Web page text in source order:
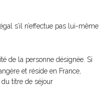
s’il n’effectue pas lui-même
de la personne désignée. Si
et réside en France,
titre de séjour